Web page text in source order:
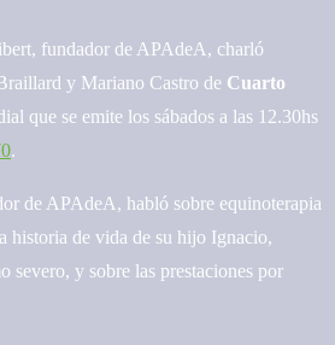
fundador de APAdeA, charló
y Mariano Castro de Cuarto
que se emite los sábados a las 12.30hs
.
de APAdeA, habló sobre equinoterapia
historia de vida de su hijo Ignacio,
severo, y sobre las prestaciones por